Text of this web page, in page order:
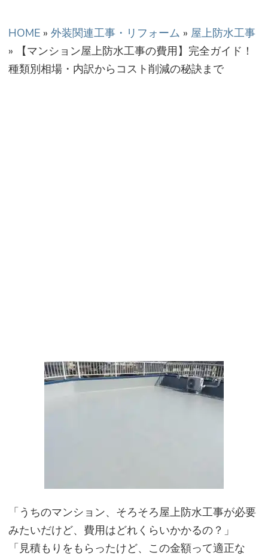
HOME » 外装関連工事・リフォーム » 屋上防水工事
» 【マンション屋上防水工事の費用】完全ガイド！
種類別相場・内訳からコスト削減の秘訣まで
「うちのマンション、そろそろ屋上防水工事が必要
みたいだけど、費用はどれくらいかかるの？」
「見積もりをもらったけど、この金額って適正な